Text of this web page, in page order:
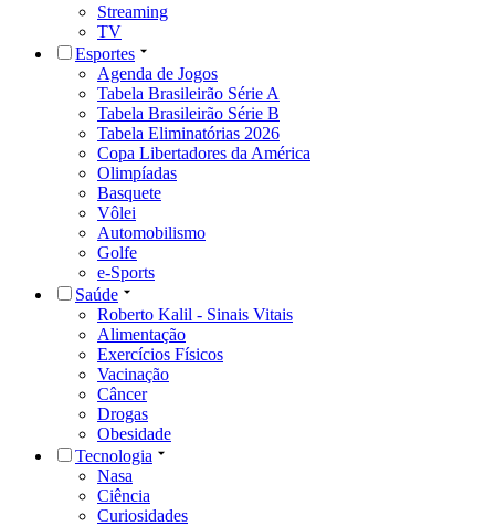
Streaming
TV
Esportes
Agenda de Jogos
Tabela Brasileirão Série A
Tabela Brasileirão Série B
Tabela Eliminatórias 2026
Copa Libertadores da América
Olimpíadas
Basquete
Vôlei
Automobilismo
Golfe
e-Sports
Saúde
Roberto Kalil - Sinais Vitais
Alimentação
Exercícios Físicos
Vacinação
Câncer
Drogas
Obesidade
Tecnologia
Nasa
Ciência
Curiosidades